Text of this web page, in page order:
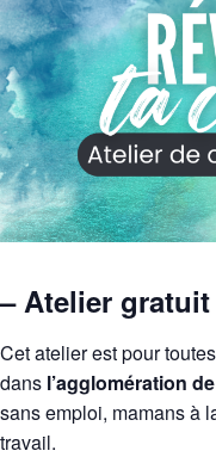
– Atelier gratuit
Cet atelier est pour
dans l’agglomération
sans emploi, mamans à
travail.